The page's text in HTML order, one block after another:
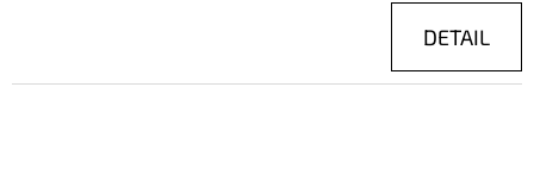
DETAIL